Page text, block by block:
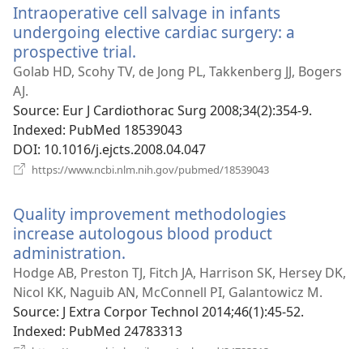
вікні)
Intraoperative cell salvage in infants
undergoing elective cardiac surgery: a
prospective trial.
у
вікні)
Golab HD, Scohy TV, de Jong PL, Takkenberg JJ, Bogers
AJ.
Source‎: Eur J Cardiothorac Surg 2008;34(2):354-9.
Indexed‎: PubMed 18539043
DOI‎: 10.1016/j.ejcts.2008.04.047
https://www.ncbi.nlm.nih.gov/pubmed/18539043
вікні)
Quality improvement methodologies
increase autologous blood product
administration.
у
новому
вікні)
Hodge AB, Preston TJ, Fitch JA, Harrison SK, Hersey DK,
Nicol KK, Naguib AN, McConnell PI, Galantowicz M.
Source‎: J Extra Corpor Technol 2014;46(1):45-52.
Indexed‎: PubMed 24783313